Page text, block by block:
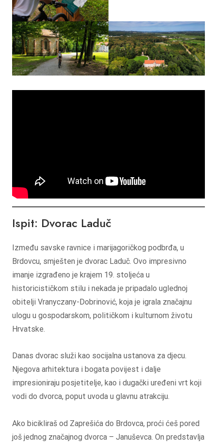
Ispit: Dvorac Laduč
Između savske ravnice i marijagoričkog podbrđa, u
Brdovcu, smješten je dvorac Laduč. Ovo impresivno
imanje izgrađeno je krajem 19. stoljeća u
historicističkom stilu i nekada je pripadalo uglednoj
obitelji Vranyczany-Dobrinović, koja je igrala značajnu
ulogu u gospodarskom, političkom i kulturnom životu
Hrvatske.
Danas dvorac služi kao socijalna ustanova za djecu.
Njegova arhitektura i bogata povijest i dalje
impresioniraju posjetitelje, kao i dugački uređeni vrt koji
vodi do dvorca, poput uvoda u glavnu atrakciju.
Ako bicikliraš od Zaprešića do Brdovca, proći ćeš pored
još jednog značajnog dvorca – Januševca. On predstavlja